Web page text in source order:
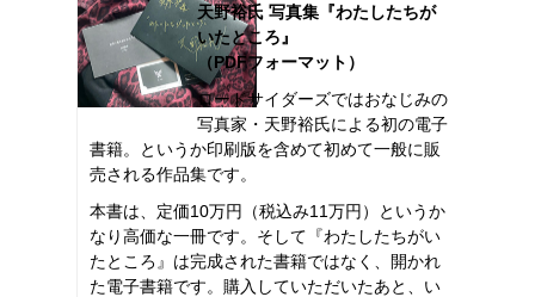
天野裕氏 写真集『わたしたちが
いたところ』
（PDFフォーマット）
ロードサイダーズではおなじみの
写真家・天野裕氏による初の電子
書籍。というか印刷版を含めて初めて一般に販
売される作品集です。
本書は、定価10万円（税込み11万円）というか
なり高価な一冊です。そして『わたしたちがい
たところ』は完成された書籍ではなく、開かれ
た電子書籍です。購入していただいたあと、い